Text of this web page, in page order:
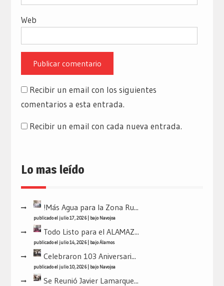
Web
Recibir un email con los siguientes
comentarios a esta entrada.
Recibir un email con cada nueva entrada.
Lo mas leído
!Más Agua para la Zona Ru...
publicado el julio 17, 2026| bajoNavojoa
Todo Listo para el ALAMAZ...
publicado el julio 14, 2026| bajoÁlamos
Celebraron 103 Aniversari...
publicado el julio 10, 2026| bajoNavojoa
Se Reunió Javier Lamarque...